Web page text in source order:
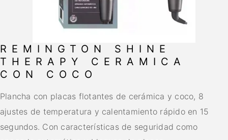
REMINGTON SHINE
THERAPY CERAMICA
CON COCO
Plancha con placas flotantes de cerámica y coco, 8
ajustes de temperatura y calentamiento rápido en 15
segundos. Con características de seguridad como